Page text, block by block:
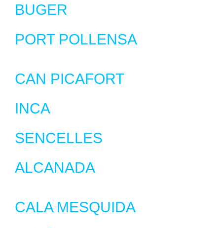
BUGER
PORT POLLENSA
CAN PICAFORT
INCA
SENCELLES
ALCANADA
CALA MESQUIDA